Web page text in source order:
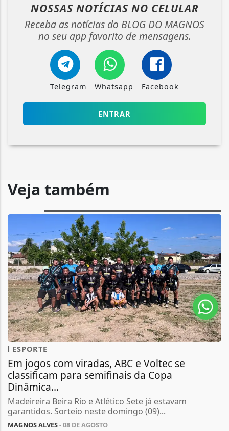
NOSSAS NOTÍCIAS NO CELULAR
Receba as notícias do BLOG DO MAGNOS
no seu app favorito de mensagens.
Telegram Whatsapp Facebook
ENTRAR
Veja também
ESPORTE
Em jogos com viradas, ABC e Voltec se
classificam para semifinais da Copa
Dinâmica...
Madeireira Beira Rio e Atlético Sete já estavam
garantidos. Sorteio neste domingo (09)...
MAGNOS ALVES- 08 DE AGOSTO